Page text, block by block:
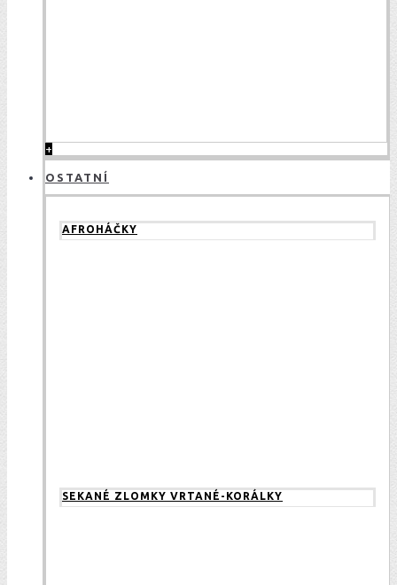
+
OSTATNÍ
AFROHÁČKY
SEKANÉ ZLOMKY VRTANÉ-KORÁLKY